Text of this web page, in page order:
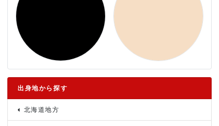
出身地から探す
北海道地方